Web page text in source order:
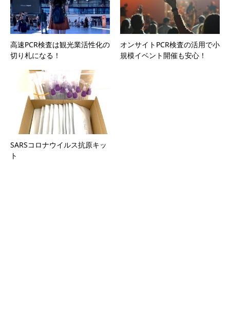
高速PCR検査は観光業活性化の
切り札になる！
オンサイトPCR検査の活用で小
規模イベント開催も安心！
SARSコロナウイルス抗原キッ
ト